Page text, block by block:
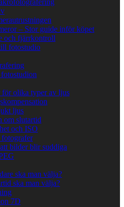
– Stor guide inför köpet
och fjärrkontroll
fotostudio
för olika typer av ljus
ljus
om slutartid
och ISO
bilder blir suddiga
ska man välja?
ska man välja?
7D